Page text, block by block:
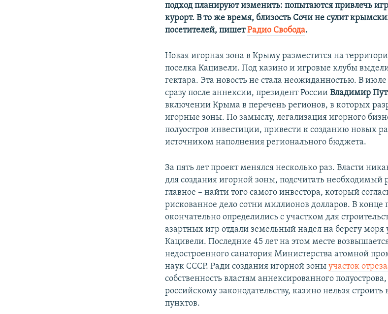
подход планируют изменить: попытаются привлечь
курорт. В то же время, близость Сочи не сулит
посетителей, пишетРадио Свобода.
Новая игорная зона в Крыму разместится на
поселка Кацивели. Под казино и игровые клубы
гектара. Эта новость не стала неожиданностью. В
сразу после аннексии, президент РоссииВладимир
включении Крыма в перечень регионов, в которых
игорные зоны. По замыслу, легализация игорного
полуостров инвестиции, привести к созданию новых
источником наполнения регионального бюджета.
За пять лет проект менялся несколько раз. Власти
для создания игорной зоны, подсчитать необходимый
главное – найти того самого инвестора, который
рискованное дело сотни миллионов долларов. В
окончательно определились с участком для
азартных игр отдали земельный надел на берегу моря
Кацивели. Последние 45 лет на этом месте
недостроенного санатория Министерства атомной
наук СССР. Ради создания игорной зоныучасток
собственность властям аннексированного
российскому законодательству, казино нельзя
пунктов.